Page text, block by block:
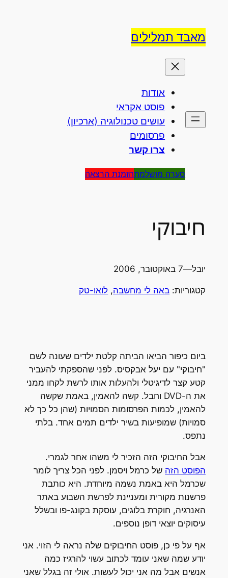
מאבד תמלילים
אודות
פוסט אקראי
עושים טכנולוגיה (ארכיון)
פרסומים
צרו קשר
סערה מושלמתהזמנת הרצאה
חיבוקי
יובל—7 באוקטובר, 2006
קטגוריות: באה לי מחשבה, לואו-טק
ביום כיפור הביאו הביתה קלטת ילדים שעונה לשם
"חיבוקי" עם יעל אבקסיס. לפני שהספקתי להעביר
קטע קצר לדיגיטלי ולהעלות אותו לרשת לקחו ממני
את ה-DVD וחבל. קשה להאמין, באמת שקשה
להאמין, לכמות הפרסומות הסמויות (שהן כל כך לא
סמויות) שמופיעות בשיר ילדים תמים אחד. בלתי
נתפס.
אבל החיבוקי הזה הזכיר לי משהו אחר לגמרי.
הפוסט הזה של כרמל ויסמן. לפני הכל צריך לומר
שכרמל היא באמת נשמה מיוחדת. היא כותבת
פרשנות מקורית ומעניינת לפרשת השבוע באתר
האנרגיה, חוקרת בלוגים, עוסקת בקונג-פו ובשלל
עיסוקים יוצאי דופן נוספים.
אף על פי כן, פוסט החיבוקים שלה נראה לי הזוי. אני
יודע שמה שאני עומד לכתוב עשוי להרגיז כמה
אנשים אבל מה אני יכול לעשות. אולי זה בגלל שאני